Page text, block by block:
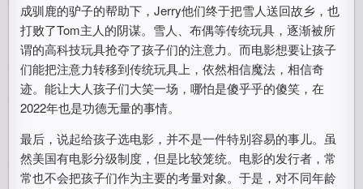
成驯鹿的驴子的帮助下，Jerry他们终于把雪人送回故乡，也
打败了Tom主人的阴谋。雪人、布偶等传统玩具，逐渐被所
谓的高科技玩具抢夺了孩子们的注意力。而电影想要让孩子
们能把注意力转移到传统玩具上，依然相信魔法，相信奇
迹。能让大人孩子们大笑一场，哪怕是傻乎乎的傻笑，在
2022年也是功德无量的事情。
最后，说起给孩子选电影，并不是一件特别容易的事儿。虽
然美国有电影分级制度，但是比较笼统。电影的发行者，常
常也不会把孩子们作为主要的考量对象。于是，对不同年龄